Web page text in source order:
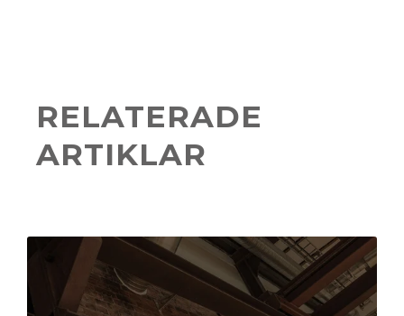
RELATERADE
ARTIKLAR